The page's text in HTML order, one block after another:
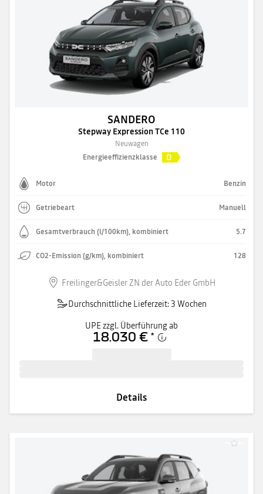
SANDERO
Stepway Expression TCe 110
Neuwagen
Energieeffizienzklasse
D
Motor Benzin
Getriebeart Manuell
Gesamtverbrauch (l/100km), kombiniert 5.7
CO2-Emission (g/km), kombiniert 128
Freilinger&Geisler ZN der Auto Eder GmbH
Durchschnittliche Lieferzeit: 3 Wochen
UPE zzgl. Überführung ab
18.030 € *
Details